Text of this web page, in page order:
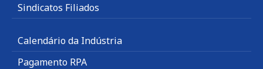
Sindicatos Filiados
Calendário da Indústria
Pagamento RPA